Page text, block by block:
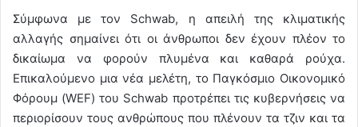
Σύμφωνα με τον Schwab, η απειλή της κλιματικής
αλλαγής σημαίνει ότι οι άνθρωποι δεν έχουν πλέον το
δικαίωμα να φορούν πλυμένα και καθαρά ρούχα.
Επικαλούμενο μια νέα μελέτη, το Παγκόσμιο Οικονομικό
Φόρουμ (WEF) του Schwab προτρέπει τις κυβερνήσεις να
περιορίσουν τους ανθρώπους που πλένουν τα τζιν και τα